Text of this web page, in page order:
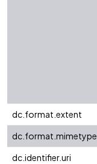
dc.format.extent
dc.format.mimetype
dc.identifier.uri